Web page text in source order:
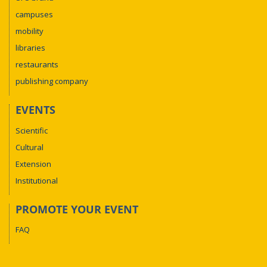
Interpretação em Libras: possibilidades no
campuses
mobility
libraries
restaurants
publishing company
EVENTS
Scientific
Cultural
Extension
Institutional
PROMOTE YOUR EVENT
FAQ